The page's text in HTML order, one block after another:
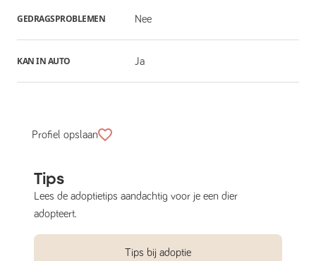
GEDRAGSPROBLEMEN Nee
KAN IN AUTO Ja
Profiel opslaan
Tips
Lees de adoptietips aandachtig voor je een dier
adopteert.
Tips bij adoptie